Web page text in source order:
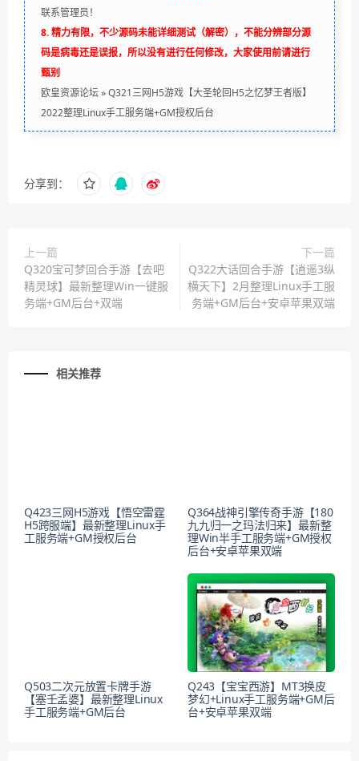
联系管理员！
8. 精力有限，不少源码未能详细测试（解密），不能分辨部分源
码是病毒还是误报，所以没有进行任何修改，大家使用前请进行
甄别
欧皇资源论坛»Q321三网H5游戏【大圣轮回H5之忆梦王者版】
2022整理Linux手工服务端+GM授权后台
分享到：
上一篇
Q320宝可梦回合手游【去吧
精灵球】最新整理Win一键服
务端+GM后台+双端
下一篇
Q322大话回合手游【逍遥3纵
横天下】2月整理Linux手工服
务端+GM后台+安卓苹果双端
相关推荐
Q423三网H5游戏【悟空雷霆
H5跨服端】最新整理Linux手
工服务端+GM授权后台
Q364战神引擎传奇手游【180
九九归一之玛法归来】最新整
理Win半手工服务端+GM授权
后台+安卓苹果双端
Q503二次元放置卡牌手游
【塞壬孟婆】最新整理Linux
手工服务端+GM后台
Q243【宝宝西游】MT3换皮
梦幻+Linux手工服务端+GM后
台+安卓苹果双端